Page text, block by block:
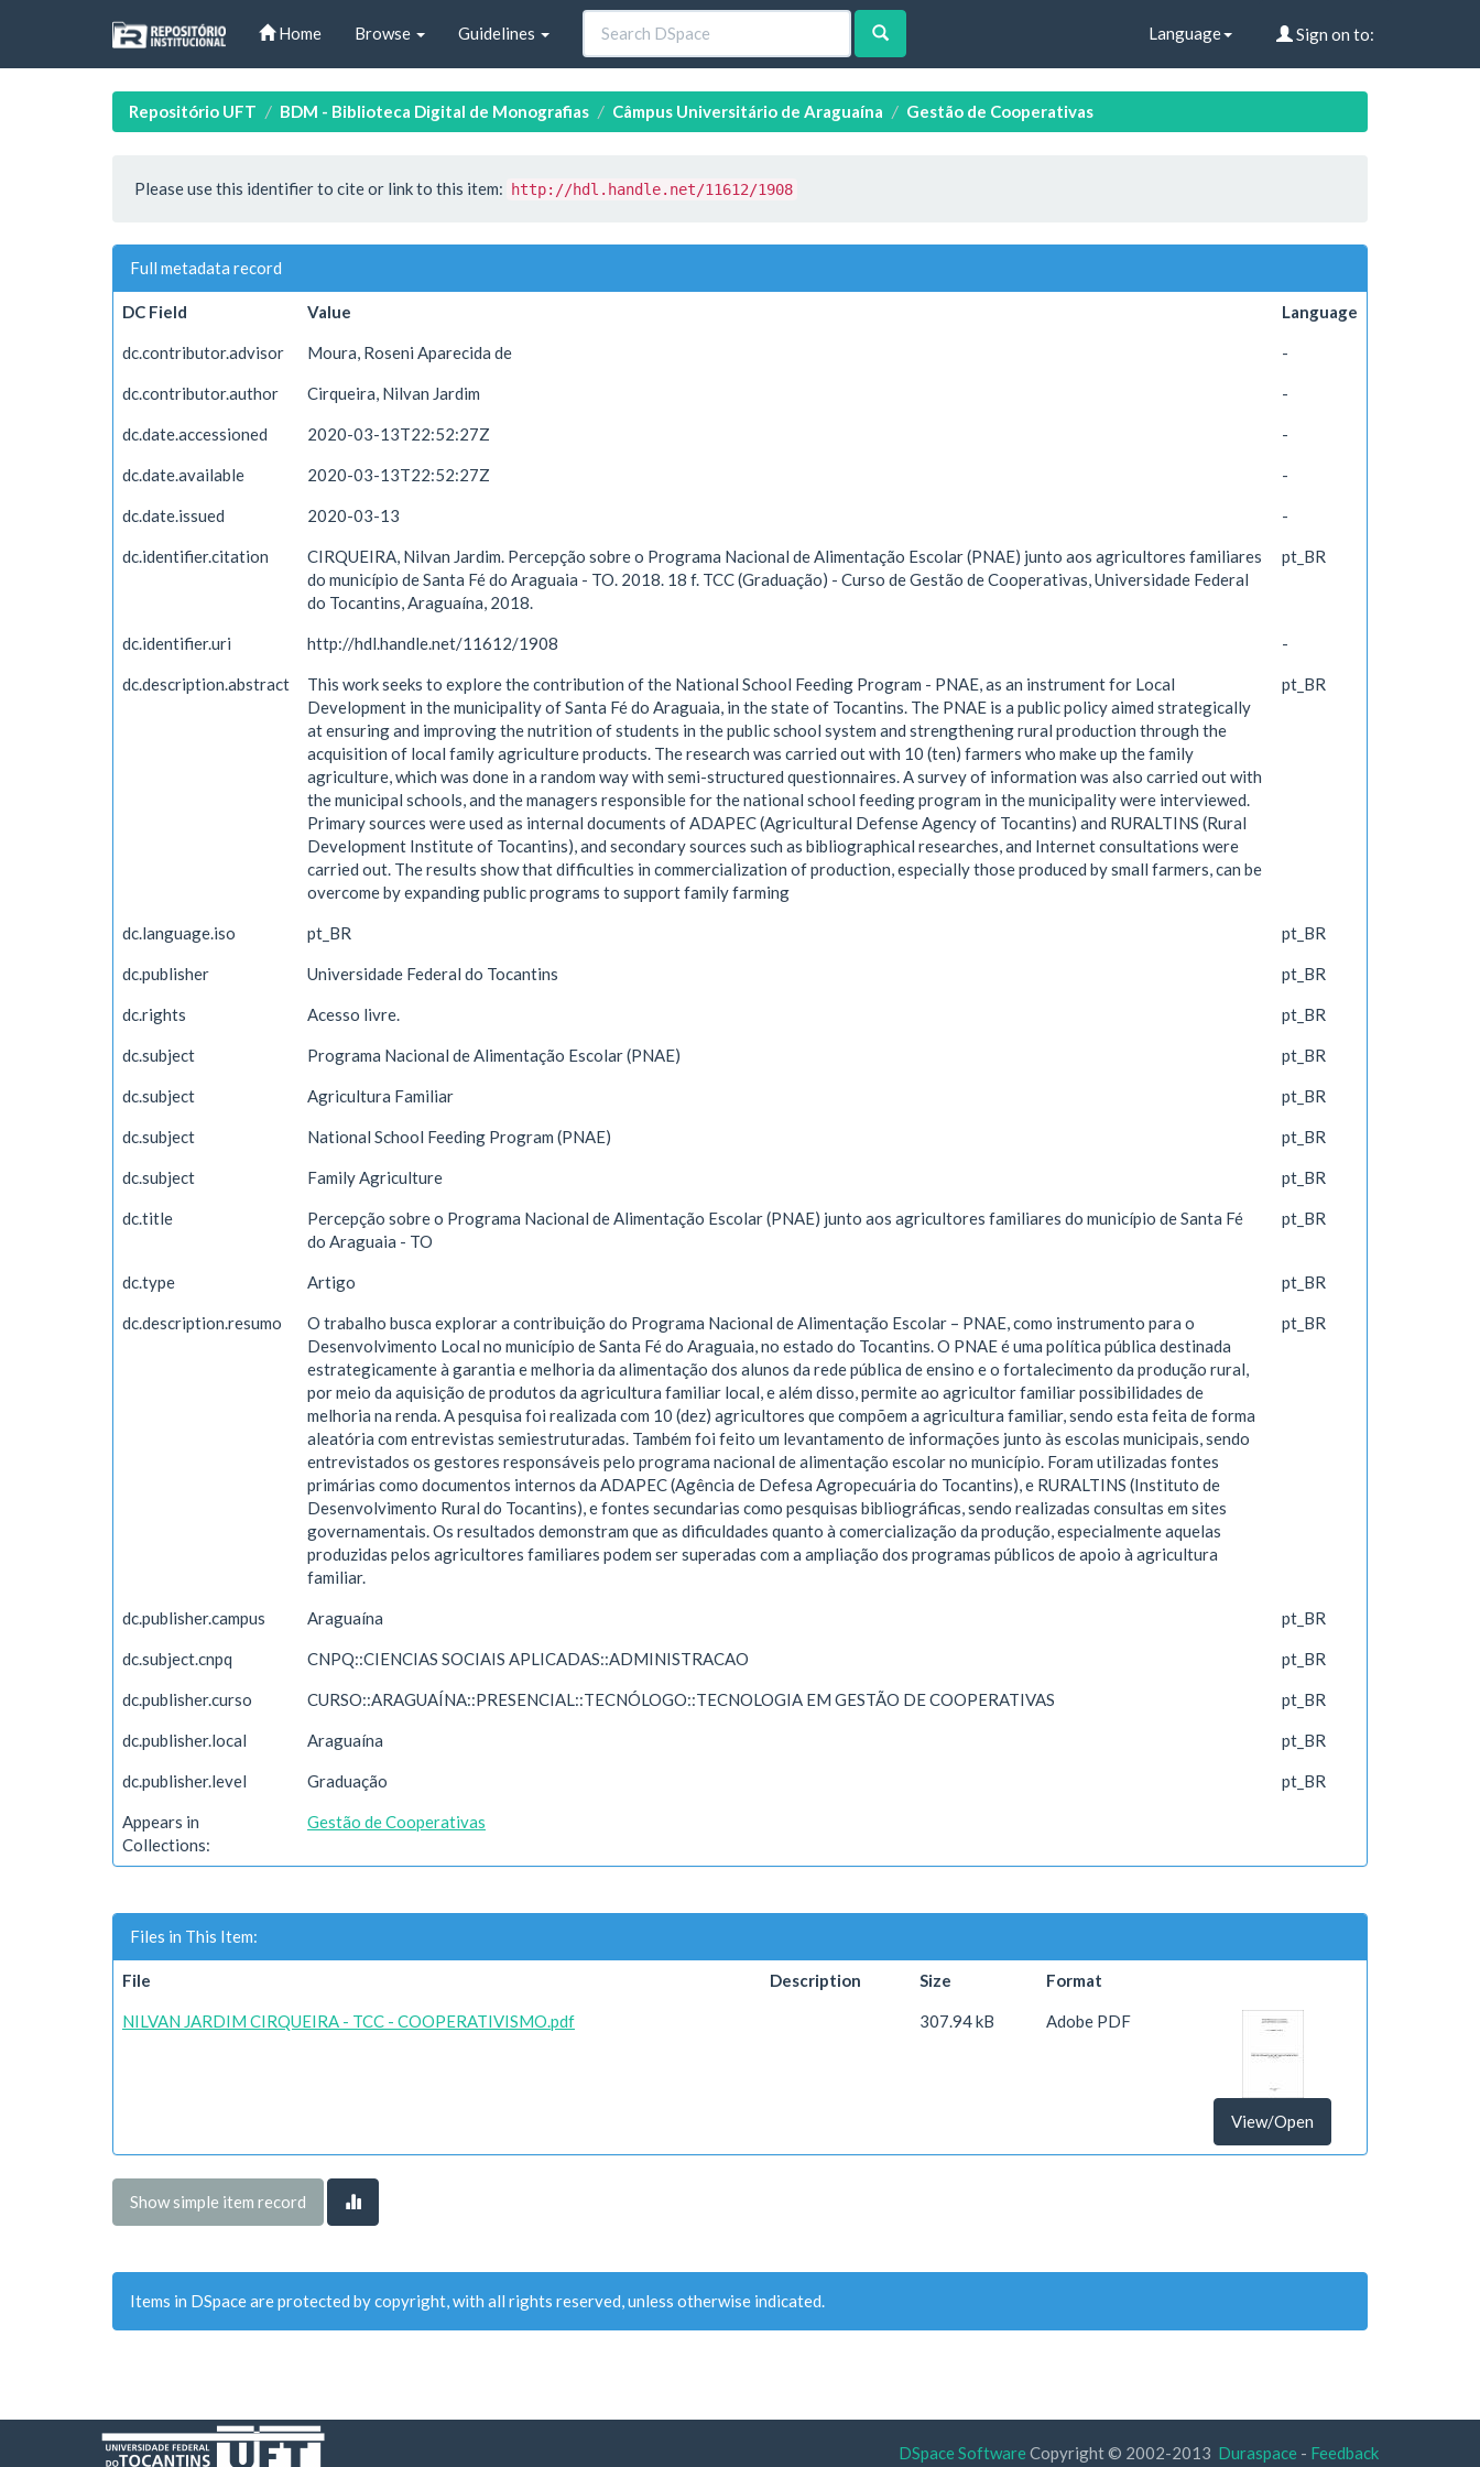
Home Browse Guidelines Language Sign on to:
Repositório UFT BDM - Biblioteca Digital de Monografias Câmpus Universitário de Araguaína Gestão de Cooperativas
Please use this identifier to cite or link to this item: http://hdl.handle.net/11612/1908
Full metadata record
DC Field Value Language
dc.contributor.advisor Moura, Roseni Aparecida de -
dc.contributor.author Cirqueira, Nilvan Jardim -
dc.date.accessioned 2020-03-13T22:52:27Z -
dc.date.available 2020-03-13T22:52:27Z -
dc.date.issued 2020-03-13 -
dc.identifier.citation
CIRQUEIRA, Nilvan Jardim. Percepção sobre o Programa Nacional de Alimentação Escolar (PNAE) junto aos agricultores familiares
do município de Santa Fé do Araguaia - TO. 2018. 18 f. TCC (Graduação) - Curso de Gestão de Cooperativas, Universidade Federal
do Tocantins, Araguaína, 2018.
pt_BR
dc.identifier.uri http://hdl.handle.net/11612/1908 -
dc.description.abstract
This work seeks to explore the contribution of the National School Feeding Program - PNAE, as an instrument for Local
Development in the municipality of Santa Fé do Araguaia, in the state of Tocantins. The PNAE is a public policy aimed strategically
at ensuring and improving the nutrition of students in the public school system and strengthening rural production through the
acquisition of local family agriculture products. The research was carried out with 10 (ten) farmers who make up the family
agriculture, which was done in a random way with semi-structured questionnaires. A survey of information was also carried out with
the municipal schools, and the managers responsible for the national school feeding program in the municipality were interviewed.
Primary sources were used as internal documents of ADAPEC (Agricultural Defense Agency of Tocantins) and RURALTINS (Rural
Development Institute of Tocantins), and secondary sources such as bibliographical researches, and Internet consultations were
carried out. The results show that difficulties in commercialization of production, especially those produced by small farmers, can be
overcome by expanding public programs to support family farming
pt_BR
dc.language.iso pt_BR pt_BR
dc.publisher Universidade Federal do Tocantins pt_BR
dc.rights Acesso livre. pt_BR
dc.subject Programa Nacional de Alimentação Escolar (PNAE) pt_BR
dc.subject Agricultura Familiar pt_BR
dc.subject National School Feeding Program (PNAE) pt_BR
dc.subject Family Agriculture pt_BR
dc.title
Percepção sobre o Programa Nacional de Alimentação Escolar (PNAE) junto aos agricultores familiares do município de Santa Fé
do Araguaia - TO
pt_BR
dc.type Artigo pt_BR
dc.description.resumo
O trabalho busca explorar a contribuição do Programa Nacional de Alimentação Escolar – PNAE, como instrumento para o
Desenvolvimento Local no município de Santa Fé do Araguaia, no estado do Tocantins. O PNAE é uma política pública destinada
estrategicamente à garantia e melhoria da alimentação dos alunos da rede pública de ensino e o fortalecimento da produção rural,
por meio da aquisição de produtos da agricultura familiar local, e além disso, permite ao agricultor familiar possibilidades de
melhoria na renda. A pesquisa foi realizada com 10 (dez) agricultores que compõem a agricultura familiar, sendo esta feita de forma
aleatória com entrevistas semiestruturadas. Também foi feito um levantamento de informações junto às escolas municipais, sendo
entrevistados os gestores responsáveis pelo programa nacional de alimentação escolar no município. Foram utilizadas fontes
primárias como documentos internos da ADAPEC (Agência de Defesa Agropecuária do Tocantins), e RURALTINS (Instituto de
Desenvolvimento Rural do Tocantins), e fontes secundarias como pesquisas bibliográficas, sendo realizadas consultas em sites
governamentais. Os resultados demonstram que as dificuldades quanto à comercialização da produção, especialmente aquelas
produzidas pelos agricultores familiares podem ser superadas com a ampliação dos programas públicos de apoio à agricultura
familiar.
pt_BR
dc.publisher.campus Araguaína pt_BR
dc.subject.cnpq CNPQ::CIENCIAS SOCIAIS APLICADAS::ADMINISTRACAO pt_BR
dc.publisher.curso CURSO::ARAGUAÍNA::PRESENCIAL::TECNÓLOGO::TECNOLOGIA EM GESTÃO DE COOPERATIVAS pt_BR
dc.publisher.local Araguaína pt_BR
dc.publisher.level Graduação pt_BR
Appears in
Collections:
Gestão de Cooperativas
Files in This Item:
File Description Size Format
NILVAN JARDIM CIRQUEIRA - TCC - COOPERATIVISMO.pdf 307.94 kB Adobe PDF
View/Open
Show simple item record
Items in DSpace are protected by copyright, with all rights reserved, unless otherwise indicated.
DSpace Software Copyright © 2002-2013 Duraspace - Feedback